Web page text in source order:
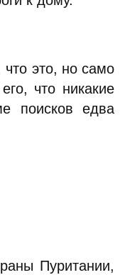
что это, но само
что никакие
поисков едва
Пуритании,